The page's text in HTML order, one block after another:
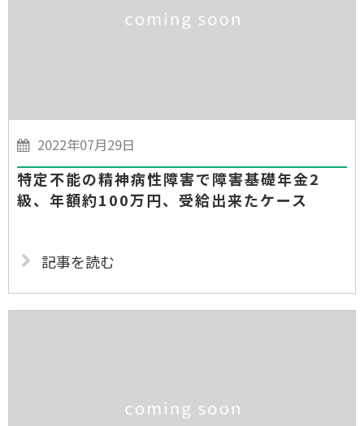
2022年07月29日
特定不能の精神病性障害で障害基礎年金2
級、年額約100万円、受給出来たケース
記事を読む